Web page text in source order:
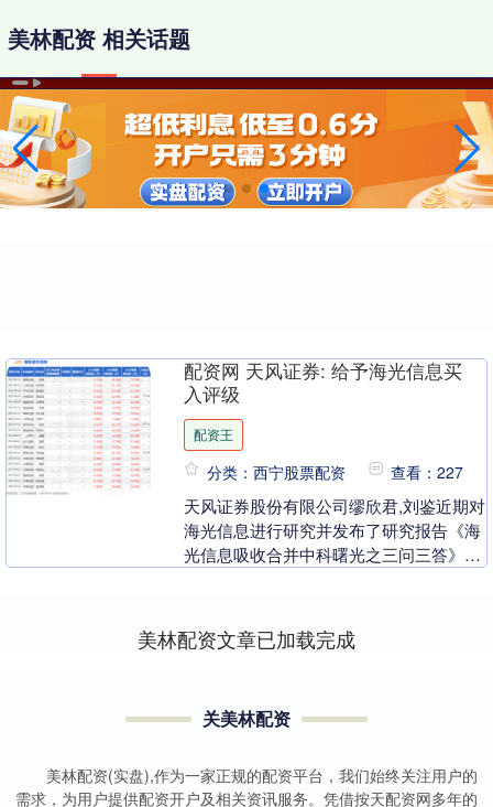
美林配资 相关话题
配资网 天风证券: 给予海光信息买
入评级
配资王
分类：西宁股票配资 查看：227
天风证券股份有限公司缪欣君,刘鉴近期对
海光信息进行研究并发布了研究报告《海
光信息吸收合并中科曙光之三问三答》配
美林配资文章已加载完成
关美林配资
美林配资(实盘),作为一家正规的配资平台，我们始终关注用户的
需求，为用户提供配资开户及相关资讯服务。凭借按天配资网多年的